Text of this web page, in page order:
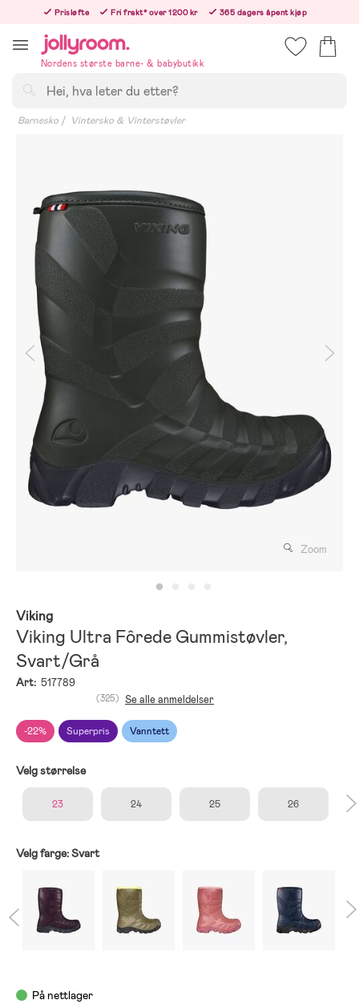
innehållet
Prisløfte Fri frakt* over 1200 kr
365 dagers åpent kjøp
Nordens største barne- & babybutikk
Barnesko Vintersko & Vinterstøvler
Zoom
Viking
Viking Ultra Fôrede Gummistøvler,
Svart/Grå
Art: 517789
-22% Superpris Vanntett
(325) Se alle anmeldelser
Velg størrelse
23 24 25 26
Velg farge:Svart
På nettlager